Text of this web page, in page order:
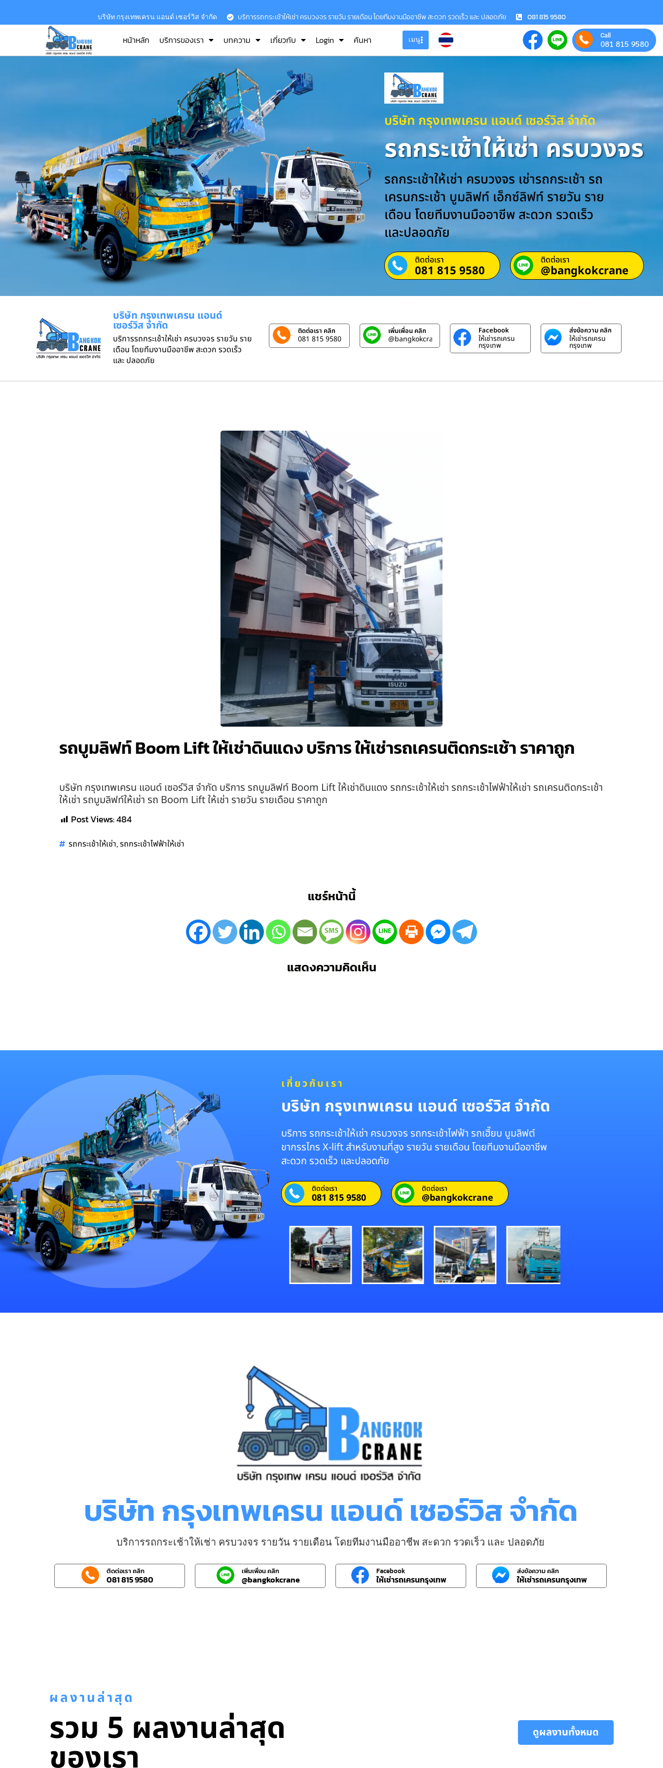
บริษัท กรุงเทพเครน แอนด์ เซอร์วิส จำกัด บริการรถกระเช้าให้เช่า ครบวงจร รายวัน รายเดือน โดยทีมงานมืออาชีพ สะดวก รวดเร็ว และ ปลอดภัย 081 815 9580
หน้าหลัก บริการของเรา บทความ เกี่ยวกับ Login ค้นหา เมนู Call
081 815 9580
บริษัท กรุงเทพเครน แอนด์ เซอร์วิส จำกัด
รถกระเช้าให้เช่า ครบวงจร
รถกระเช้าให้เช่า ครบวงจร เช่ารถกระเช้า รถ
เครนกระเช้า บูมลิฟท์ เอ็กซ์ลิฟท์ รายวัน ราย
เดือน โดยทีมงานมืออาชีพ สะดวก รวดเร็ว
และปลอดภัย
ติดต่อเรา
081 815 9580
ติดต่อเรา
@bangkokcrane
บริษัท กรุงเทพเครน แอนด์
เซอร์วิส จำกัด
บริการรถกระเช้าให้เช่า ครบวงจร รายวัน ราย
เดือน โดยทีมงานมืออาชีพ สะดวก รวดเร็ว
และ ปลอดภัย
ติดต่อเรา คลิก
081 815 9580
เพิ่มเพื่อน คลิก
@bangkokcrane
Facebook
ให้เช่ารถเครน
กรุงเทพ
ส่งข้อความ คลิก
ให้เช่ารถเครน
กรุงเทพ
รถบูมลิฟท์ Boom Lift ให้เช่าดินแดง บริการ ให้เช่ารถเครนติดกระเช้า ราคาถูก
บริษัท กรุงเทพเครน แอนด์ เซอร์วิส จำกัด บริการ รถบูมลิฟท์ Boom Lift ให้เช่าดินแดง รถกระเช้าให้เช่า รถกระเช้าไฟฟ้าให้เช่า รถเครนติดกระเช้า
ให้เช่า รถบูมลิฟท์ให้เช่า รถ Boom Lift ให้เช่า รายวัน รายเดือน ราคาถูก
Post Views:484
รถกระเช้าให้เช่า,รถกระเช้าไฟฟ้าให้เช่า
แชร์หน้านี้
แสดงความคิดเห็น
เกี่ยวกับเรา
บริษัท กรุงเทพเครน แอนด์ เซอร์วิส จำกัด
บริการ รถกระเช้าให้เช่า ครบวงจร รถกระเช้าไฟฟ้า รถเฮี๊ยบ บูมลิฟต์
ขากรรไกร X-lift สำหรับงานที่สูง รายวัน รายเดือน โดยทีมงานมืออาชีพ
สะดวก รวดเร็ว และปลอดภัย
ติดต่อเรา
081 815 9580
ติดต่อเรา
@bangkokcrane
บริษัท กรุงเทพเครน แอนด์ เซอร์วิส จำกัด
บริการรถกระเช้าให้เช่า ครบวงจร รายวัน รายเดือน โดยทีมงานมืออาชีพ สะดวก รวดเร็ว และ ปลอดภัย
ติดต่อเรา คลิก
081 815 9580
เพิ่มเพื่อน คลิก
@bangkokcrane
Facebook
ให้เช่ารถเครนกรุงเทพ
ส่งข้อความ คลิก
ให้เช่ารถเครนกรุงเทพ
ผลงานล่าสุด
รวม 5 ผลงานล่าสุด
ของเรา
ดูผลงานทั้งหมด